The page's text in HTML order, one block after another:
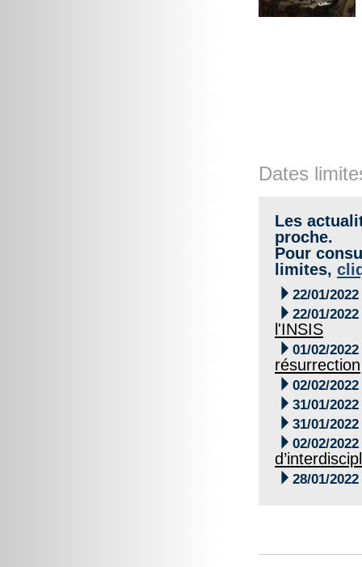
Dates
Les
proche.
Pour
limites,
 22/01/2022
 22/01/2022
l'INSIS
 01/02/2022
résurrection
 02/02/2022
 31/01/2022
 31/01/2022
 02/02/2022
 28/01/2022